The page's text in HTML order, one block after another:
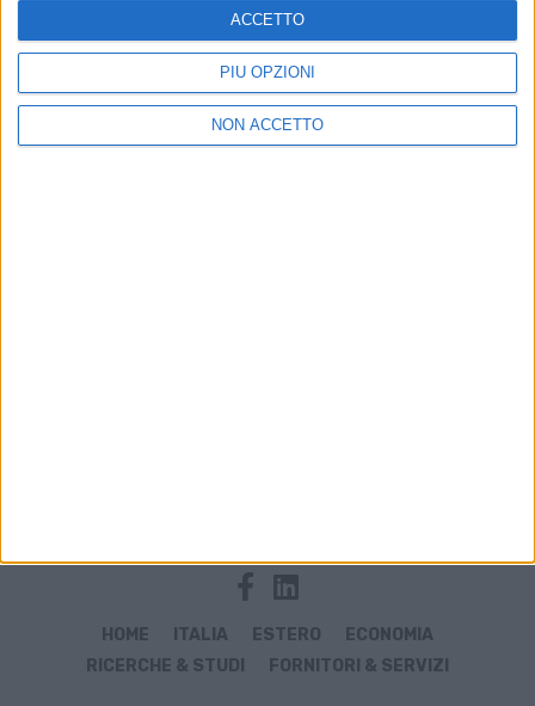
PIÙ OPZIONI
NON ACCETTO
ACCETTO
HOME ITALIA ESTERO
ECONOMIA
RICERCHE & STUDI
FORNITORI & SERVIZI